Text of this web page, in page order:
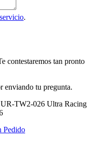
.
contestaremos tan pronto
enviando tu pregunta.
TW2-026 Ultra Racing
Pedido